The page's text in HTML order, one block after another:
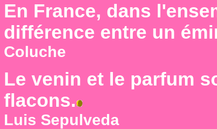
En France, dans
différence entre un
Coluche
Le venin et le parfum
flacons.
Luis Sepulveda